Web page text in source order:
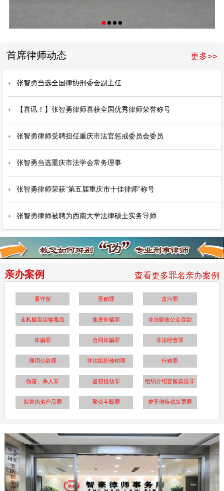
更多>>
首席律师动态
张智勇当选全国律协刑委会副主任
【喜讯！】张智勇律师喜获全国优秀律师荣誉称号
张智勇律师受聘担任重庆市法官惩戒委员会委员
张智勇当选重庆市法学会常务理事
张智勇律师荣获“第五届重庆市十佳律师”称号
张智勇律师被聘为西南大学法律硕士实务导师
亲办案例 查看更多罪名亲办案例
看守所 受贿罪 贪污罪
走私贩卖运输毒品 集资诈骗罪 非法吸收公众存款
诈骗罪 合同诈骗罪 非法经营罪
挪用公款罪 非法组织传销罪 行贿罪
伤害、杀人罪 盗窃抢劫罪 组织介绍容留卖淫罪
假冒伪劣产品罪 聚众斗殴罪 虚开增值税发票罪